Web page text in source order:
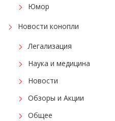
Юмор
Новости конопли
Легализация
Наука и медицина
Новости
Обзоры и Акции
Общее